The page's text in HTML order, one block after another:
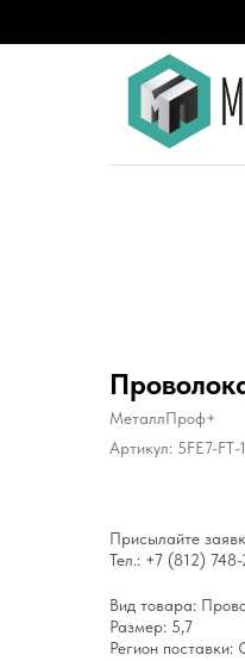
МеталлПроф+
Артикул: 5FE7-FT-1
Присылайте
Тел.: +7 (812)
Вид товара:
Размер: 5,7
Регион поставки: